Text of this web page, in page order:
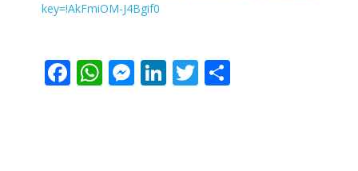
key=!AkFmiOM-J4Bgif0
F W M Li T S